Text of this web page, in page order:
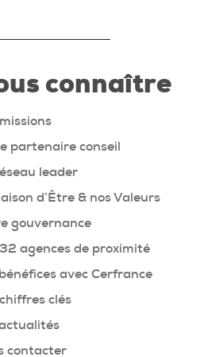
connaître
partenaire conseil
leader
d’Être & nos Valeurs
gouvernance
agences de proximité
avec Cerfrance
clés
contacter